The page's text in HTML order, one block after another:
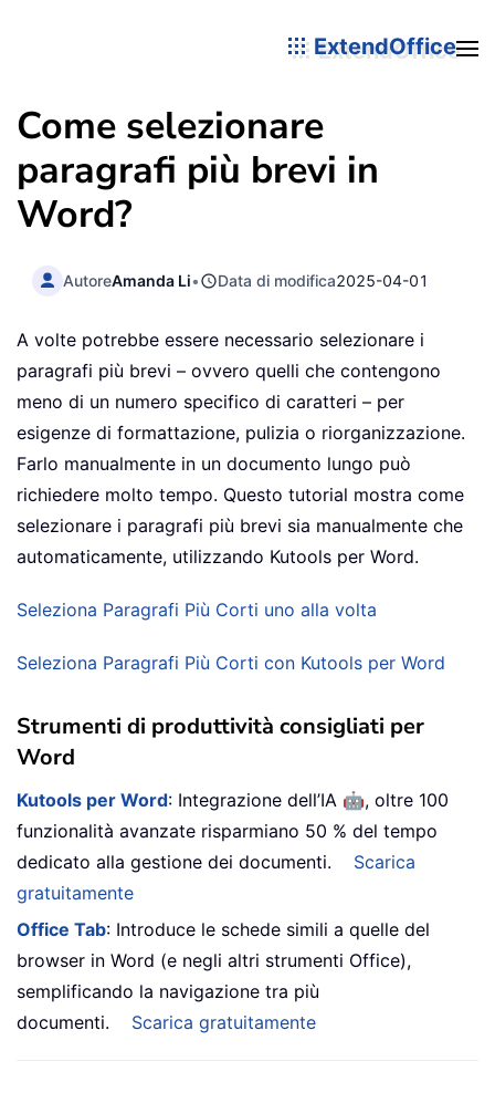
ExtendOffice
Come selezionare
paragrafi più brevi in
Word?
AutoreAmanda Li• Data di modifica2025-04-01
A volte potrebbe essere necessario selezionare i
paragrafi più brevi – ovvero quelli che contengono
meno di un numero specifico di caratteri – per
esigenze di formattazione, pulizia o riorganizzazione.
Farlo manualmente in un documento lungo può
richiedere molto tempo. Questo tutorial mostra come
selezionare i paragrafi più brevi sia manualmente che
automaticamente, utilizzando Kutools per Word.
Seleziona Paragrafi Più Corti uno alla volta
Seleziona Paragrafi Più Corti con Kutools per Word
Strumenti di produttività consigliati per
Word
Kutools per Word: Integrazione dell’IA 🤖, oltre 100
funzionalità avanzate risparmiano 50 % del tempo
dedicato alla gestione dei documenti.
Scarica
gratuitamente
Office Tab: Introduce le schede simili a quelle del
browser in Word (e negli altri strumenti Office),
semplificando la navigazione tra più
documenti.
Scarica gratuitamente